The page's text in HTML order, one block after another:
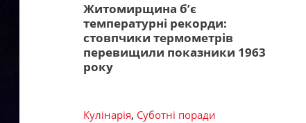
Житомирщина б’є
температурні рекорди:
стовпчики термометрів
перевищили показники 1963
року
Кулінарія, Суботні поради